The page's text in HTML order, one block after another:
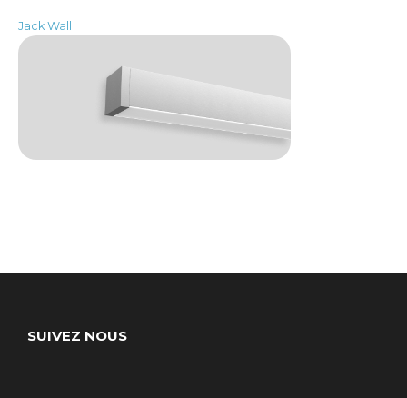
Jack Wall
SUIVEZ NOUS